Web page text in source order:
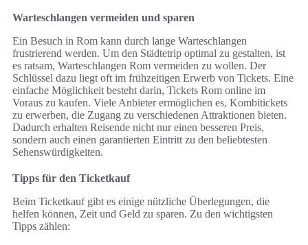
Warteschlangen vermeiden und sparen
Ein Besuch in Rom kann durch lange Warteschlangen
frustrierend werden. Um den Städtetrip optimal zu gestalten, ist
es ratsam, Warteschlangen Rom vermeiden zu wollen. Der
Schlüssel dazu liegt oft im frühzeitigen Erwerb von Tickets. Eine
einfache Möglichkeit besteht darin, Tickets Rom online im
Voraus zu kaufen. Viele Anbieter ermöglichen es, Kombitickets
zu erwerben, die Zugang zu verschiedenen Attraktionen bieten.
Dadurch erhalten Reisende nicht nur einen besseren Preis,
sondern auch einen garantierten Eintritt zu den beliebtesten
Sehenswürdigkeiten.
Tipps für den Ticketkauf
Beim Ticketkauf gibt es einige nützliche Überlegungen, die
helfen können, Zeit und Geld zu sparen. Zu den wichtigsten
Tipps zählen: